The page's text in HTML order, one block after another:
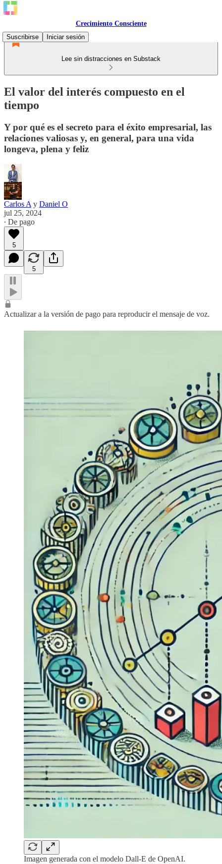
Crecimiento Consciente
Suscribirse
Iniciar sesión
Lee sin distracciones en Substack
El valor del interés compuesto en el
tiempo
Y por qué es el secreto para el éxito empresarial, las
relaciones valiosas y, en general, para una vida
longeva, plena y feliz
Carlos A y Daniel O
jul 25, 2024
∙ De pago
5
5
Actualizar a la versión de pago para reproducir el mensaje de voz.
Imagen generada con el modelo Dall-E de OpenAI.